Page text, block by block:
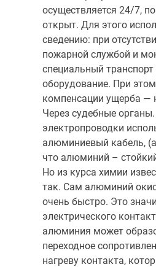
осуществляется 24/7,
открыт. Для этого
сведению: при
пожарной службой и
специальный
оборудование. При
компенсации ущерба —
Через судебные
электропроводки
алюминиевый кабель,
что алюминий –
Но из курса химии
так. Сам алюминий
очень быстро. Это
электрического
алюминия может
переходное
нагреву контакта,